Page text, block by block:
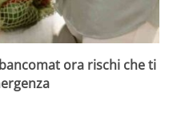
ora rischi che ti